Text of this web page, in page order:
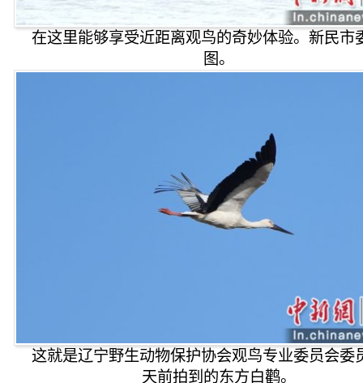
在这里能够享受近距离观鸟的奇妙体验。新民市
图。
这就是辽宁野生动物保护协会观鸟专业委员会委
天前拍到的东方白鹳。